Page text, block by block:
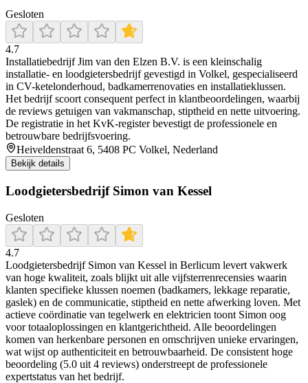
Gesloten
4.7
Installatiebedrijf Jim van den Elzen B.V. is een kleinschalig
installatie- en loodgietersbedrijf gevestigd in Volkel, gespecialiseerd
in CV-ketelonderhoud, badkamerrenovaties en installatieklussen.
Het bedrijf scoort consequent perfect in klantbeoordelingen, waarbij
de reviews getuigen van vakmanschap, stiptheid en nette uitvoering.
De registratie in het KvK-register bevestigt de professionele en
betrouwbare bedrijfsvoering.
Heiveldenstraat 6, 5408 PC Volkel, Nederland
Bekijk details
Loodgietersbedrijf Simon van Kessel
Gesloten
4.7
Loodgietersbedrijf Simon van Kessel in Berlicum levert vakwerk
van hoge kwaliteit, zoals blijkt uit alle vijfsterrenrecensies waarin
klanten specifieke klussen noemen (badkamers, lekkage reparatie,
gaslek) en de communicatie, stiptheid en nette afwerking loven. Met
actieve coördinatie van tegelwerk en elektricien toont Simon oog
voor totaaloplossingen en klantgerichtheid. Alle beoordelingen
komen van herkenbare personen en omschrijven unieke ervaringen,
wat wijst op authenticiteit en betrouwbaarheid. De consistent hoge
beoordeling (5.0 uit 4 reviews) onderstreept de professionele
expertstatus van het bedrijf.